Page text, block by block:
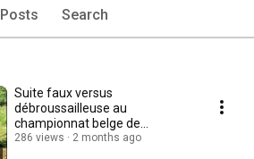
Posts Search
Suite faux versus
débroussailleuse au
championnat belge de
fauchage à la faux 2026
286 views 2 months ago